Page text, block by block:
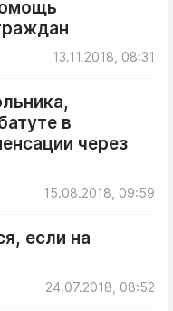
13.11.2018, 08:31
в
через
15.08.2018, 09:59
если на
24.07.2018, 08:52